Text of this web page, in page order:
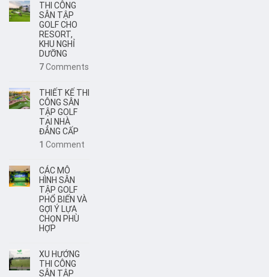
THI CÔNG
SÂN TẬP
GOLF CHO
RESORT,
KHU NGHỈ
DƯỠNG
7Comments
THIẾT KẾ THI
CÔNG SÂN
TẬP GOLF
TẠI NHÀ
ĐẲNG CẤP
1 Comment
CÁC MÔ
HÌNH SÂN
TẬP GOLF
PHỔ BIẾN VÀ
GỢI Ý LỰA
CHỌN PHÙ
HỢP
XU HƯỚNG
THI CÔNG
SÂN TẬP